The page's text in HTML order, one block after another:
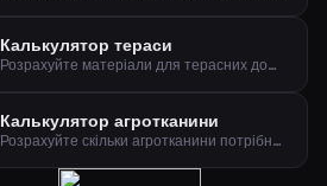
Калькулятор тераси
Розрахуйте матеріали для терасних дощок, кількість дощок та шурупів
Калькулятор агротканини
Розрахуйте скільки агротканини потрібно з урахуванням нахлесту